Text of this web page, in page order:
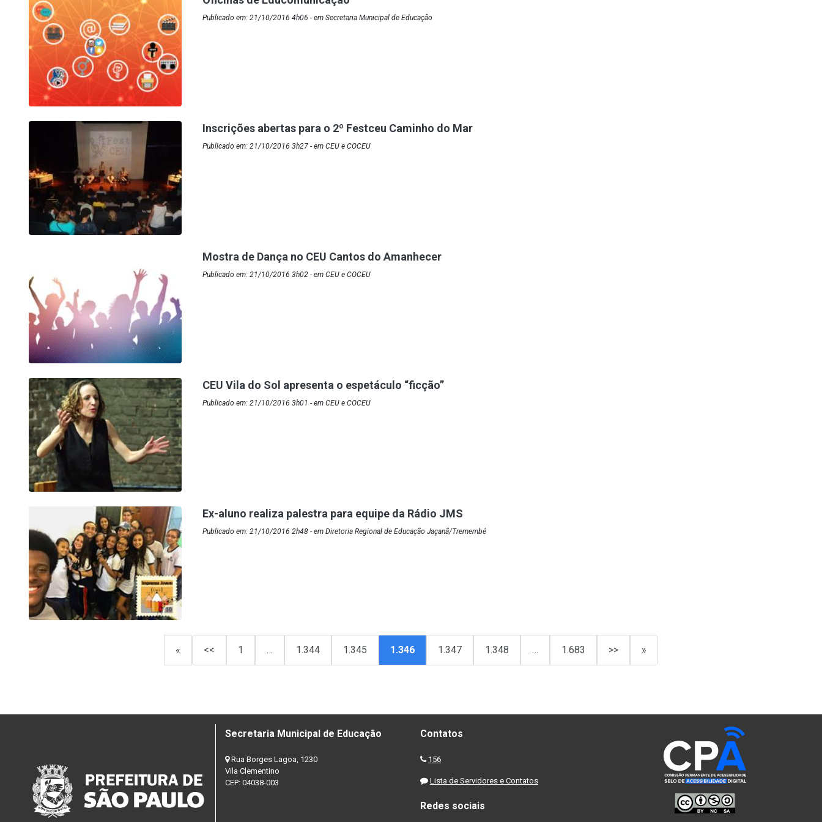
Publicado em: 21/10/2016 4h06 - em Secretaria Municipal de Educação
Inscrições abertas para o 2º Festceu Caminho do Mar
Publicado em: 21/10/2016 3h27 - em CEU e COCEU
Mostra de Dança no CEU Cantos do Amanhecer
Publicado em: 21/10/2016 3h02 - em CEU e COCEU
CEU Vila do Sol apresenta o espetáculo “ficção”
Publicado em: 21/10/2016 3h01 - em CEU e COCEU
Ex-aluno realiza palestra para equipe da Rádio JMS
Publicado em: 21/10/2016 2h48 - em Diretoria Regional de Educação Jaçanã/Tremembé
« << 1 … 1.344 1.345 1.346 1.347 1.348 … 1.683 >> »
Secretaria Municipal de Educação
Rua Borges Lagoa, 1230
Vila Clementino
CEP: 04038-003
Contatos
156
Lista de Servidores e Contatos
Redes sociais